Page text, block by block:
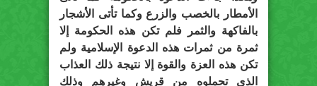
الأمطار بالخصب والزرع وكما تأتى الأشجار
بالفاكهة والثمر فلم تكن هذه الحكومة إلا
ثمرة من ثمرات هذه الدعوة الإسلامية ولم
تكن هذه العزة والقوة إلا نتيجة ذلك العذاب
الذى تحملوه من قريش وغيرهم وذلك